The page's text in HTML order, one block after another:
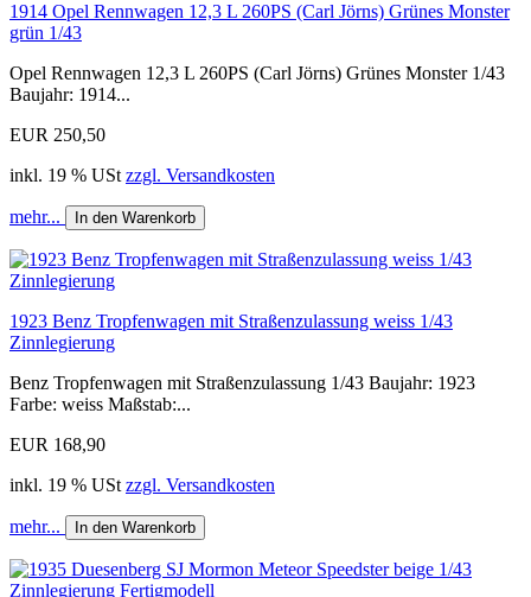
1914 Opel Rennwagen 12,3 L 260PS (Carl Jörns) Grünes Monster
grün 1/43
Opel Rennwagen 12,3 L 260PS (Carl Jörns) Grünes Monster 1/43
Baujahr: 1914...
EUR 250,50
inkl. 19 % USt zzgl. Versandkosten
mehr... In den Warenkorb
1923 Benz Tropfenwagen mit Straßenzulassung weiss 1/43
Zinnlegierung
Benz Tropfenwagen mit Straßenzulassung 1/43 Baujahr: 1923
Farbe: weiss Maßstab:...
EUR 168,90
inkl. 19 % USt zzgl. Versandkosten
mehr... In den Warenkorb